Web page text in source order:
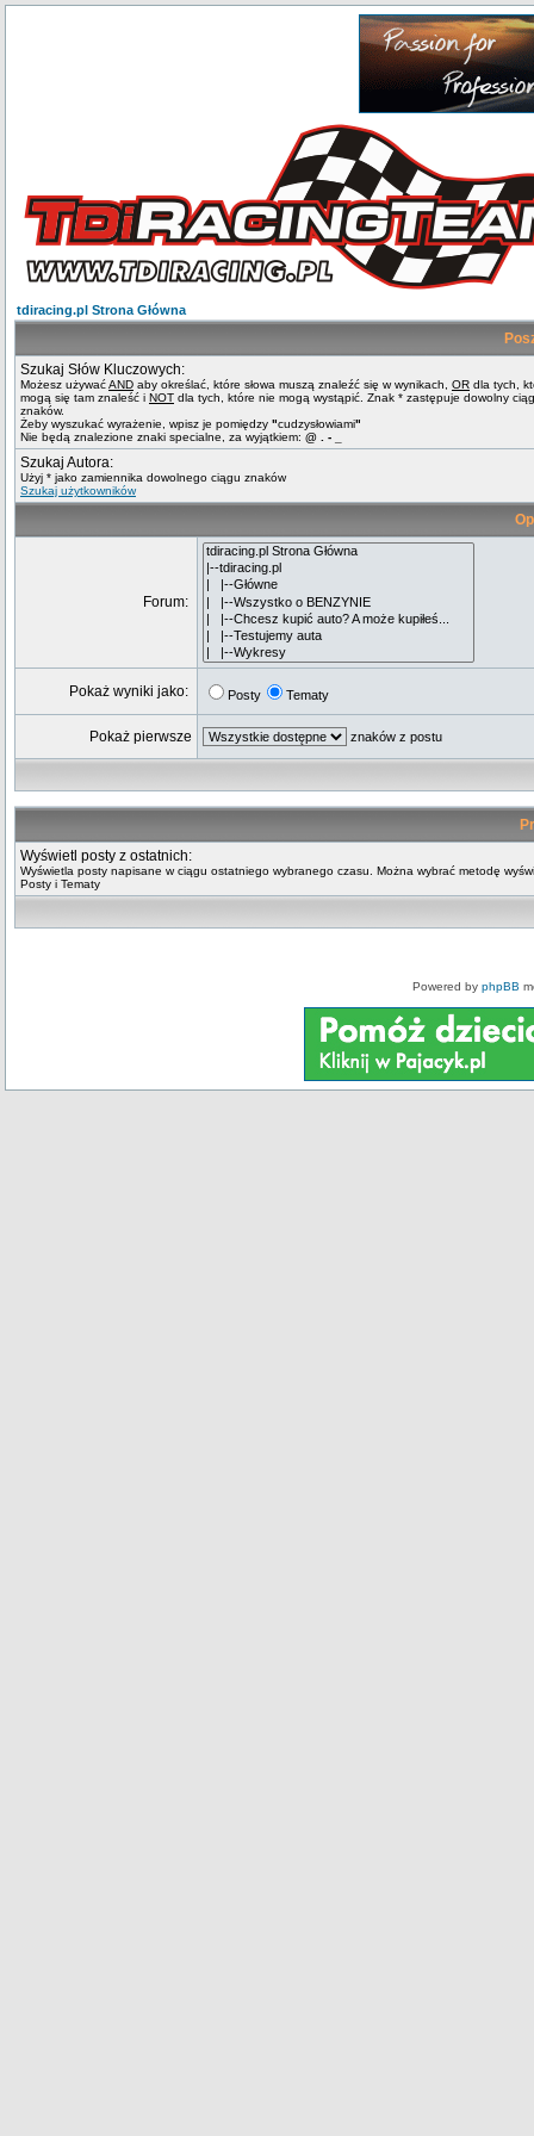
tdiracing.pl Strona Główna
Szukaj Słów Kluczowych:
Możesz używaćAND aby określać, które słowa muszą znaleźć się w wynikach, OR dla tych,
mogą się tam znaleść i NOT dla tych, które nie mogą wystąpić. Znak * zastępuje dowolny ciąg
znaków.
Żeby wyszukać wyrażenie, wpisz je pomiędzy "cudzysłowiami"
Nie będą znalezione znaki specialne, za wyjątkiem: @ . - _
Szukaj Autora:
Użyj * jako zamiennika dowolnego ciągu znaków
Szukaj użytkowników
Forum:
Pokaż wyniki jako: Posty Tematy
Pokaż pierwsze znaków z postu
Wyświetl posty z ostatnich:
Wyświetla posty napisane w ciągu ostatniego wybranego czasu. Można wybrać metodę
Posty i Tematy
Powered by phpBB